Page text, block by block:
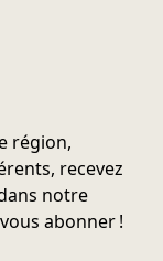
région,
recevez
notre
abonner !